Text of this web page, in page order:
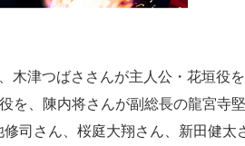
津つばささんが主人公・花垣役
を、陳内将さんが副総長の龍宮寺
司さん、桜庭大翔さん、新田健太